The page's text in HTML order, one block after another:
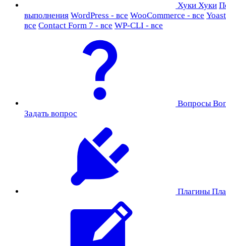
Хуки Хуки
выполнения WordPress - все WooCommerce - все
все Contact Form 7 - все WP-CLI - все
Вопросы
Задать вопрос
Плагины